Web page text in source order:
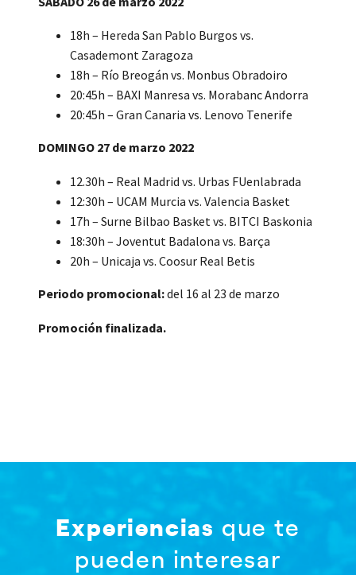
18h – Hereda San Pablo Burgos vs.
Casademont Zaragoza
18h – Río Breogán vs. Monbus Obradoiro
20:45h – BAXI Manresa vs. Morabanc Andorra
20:45h – Gran Canaria vs. Lenovo Tenerife
DOMINGO 27 de marzo 2022
12.30h – Real Madrid vs. Urbas FUenlabrada
12:30h – UCAM Murcia vs. Valencia Basket
17h – Surne Bilbao Basket vs. BITCI Baskonia
18:30h – Joventut Badalona vs. Barça
20h – Unicaja vs. Coosur Real Betis
Periodo promocional:del 16 al 23 de marzo
Promoción finalizada.
Experiencias que te
pueden interesar